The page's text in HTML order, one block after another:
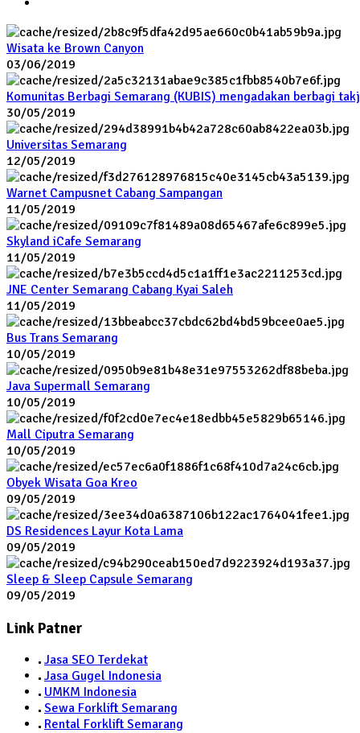
Wisata ke Brown Canyon
03/06/2019
Komunitas Berbagi Semarang (KUBIS) mengadakan berbagi
30/05/2019
Universitas Semarang
12/05/2019
Warnet Campusnet Cabang Sampangan
11/05/2019
Skyland iCafe Semarang
11/05/2019
JNE Center Semarang Cabang Kyai Saleh
11/05/2019
Bus Trans Semarang
10/05/2019
Java Supermall Semarang
10/05/2019
Mall Ciputra Semarang
10/05/2019
Obyek Wisata Goa Kreo
09/05/2019
DS Residences Layur Kota Lama
09/05/2019
Sleep & Sleep Capsule Semarang
09/05/2019
Link Patner
Jasa SEO Terdekat
Jasa Gugel Indonesia
UMKM Indonesia
Sewa Forklift Semarang
Rental Forklift Semarang